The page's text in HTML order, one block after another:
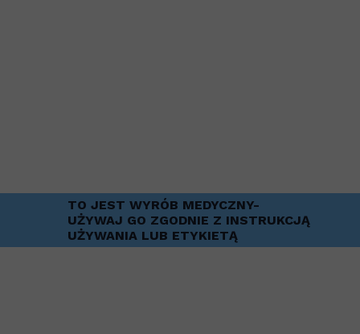
TO JEST WYRÓB MEDYCZNY-
UŻYWAJ GO ZGODNIE Z INSTRUKCJĄ
UŻYWANIA LUB ETYKIETĄ